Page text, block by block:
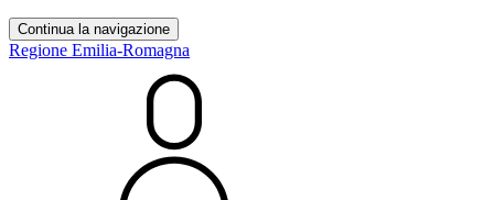
Continua la navigazione
Regione Emilia-Romagna